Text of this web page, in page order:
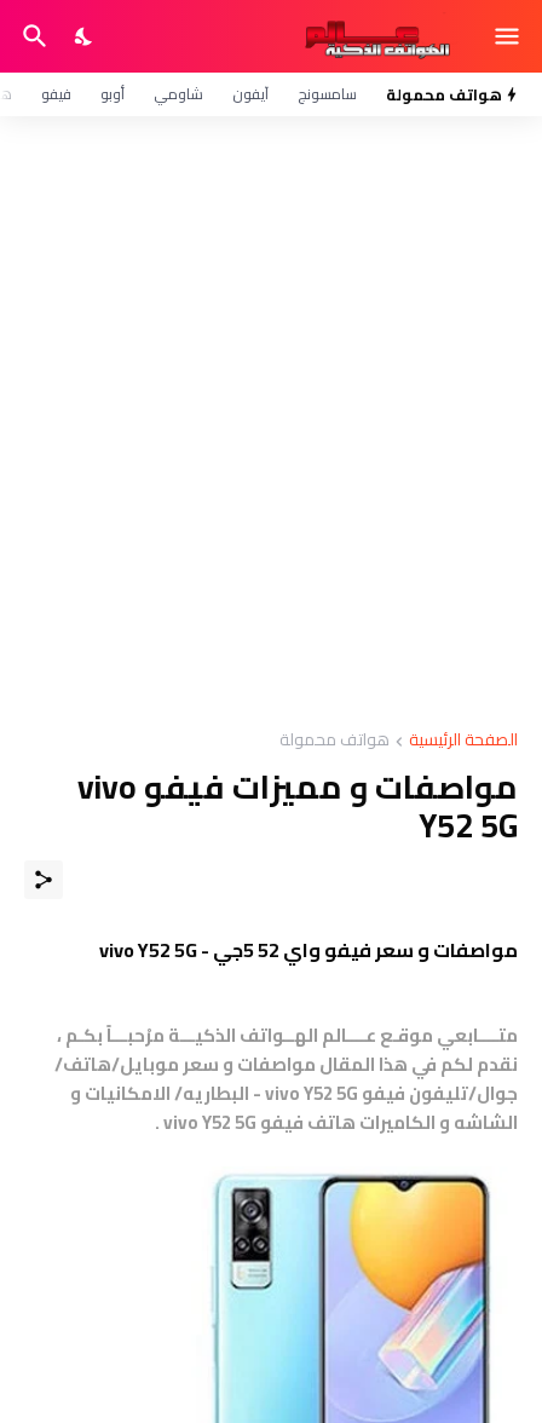
هواتف محمولة سامسونج آيفون شاومي أوبو فيفو
الصفحة الرئيسية هواتف محمولة
مواصفات و مميزات فيفو vivo
Y52 5G
مواصفات و سعر فيفو واي 52 5جي - vivo Y52 5G
متــــابعي موقـع عــــالم الهــواتف الذكيـــة مرْحبـــاً بكـم ،
نقدم لكم في هذا المقال مواصفات و سعر موبايل/هاتف/
جوال/تليفون فيفو vivo Y52 5G - البطاريه/ الامكانيات و
الشاشه و الكاميرات هاتففيفو vivo Y52 5G .